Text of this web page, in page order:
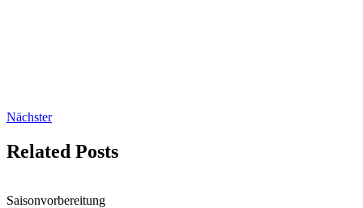
Nächster
Related Posts
Saisonvorbereitung